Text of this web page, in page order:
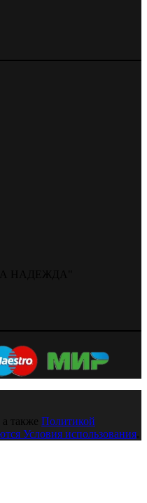
также Политикой
Условия использования